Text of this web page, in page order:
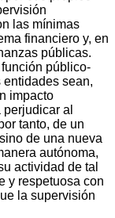
las mínimas
financiero y, en
públicas.
público-
sean,
impacto
al
tanto, de un
de una nueva
autónoma,
actividad de tal
y respetuosa con
la supervisión